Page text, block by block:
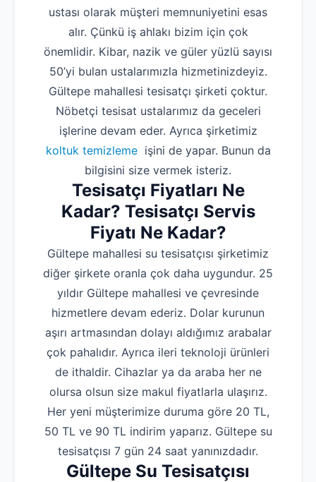
ustası olarak müşteri memnuniyetini esas
alır. Çünkü iş ahlakı bizim için çok
önemlidir. Kibar, nazik ve güler yüzlü sayısı
50’yi bulan ustalarımızla hizmetinizdeyiz.
Gültepe mahallesi tesisatçı şirketi çoktur.
Nöbetçi tesisat ustalarımız da geceleri
işlerine devam eder. Ayrıca şirketimiz
koltuk temizlemeişini de yapar. Bunun da
bilgisini size vermek isteriz.
Tesisatçı Fiyatları Ne
Kadar? Tesisatçı Servis
Fiyatı Ne Kadar?
Gültepe mahallesi su tesisatçısı şirketimiz
diğer şirkete oranla çok daha uygundur. 25
yıldır Gültepe mahallesi ve çevresinde
hizmetlere devam ederiz. Dolar kurunun
aşırı artmasından dolayı aldığımız arabalar
çok pahalıdır. Ayrıca ileri teknoloji ürünleri
de ithaldir. Cihazlar ya da araba her ne
olursa olsun size makul fiyatlarla ulaşırız.
Her yeni müşterimize duruma göre 20 TL,
50 TL ve 90 TL indirim yaparız. Gültepe su
tesisatçısı 7 gün 24 saat yanınızdadır.
Gültepe Su Tesisatçısı